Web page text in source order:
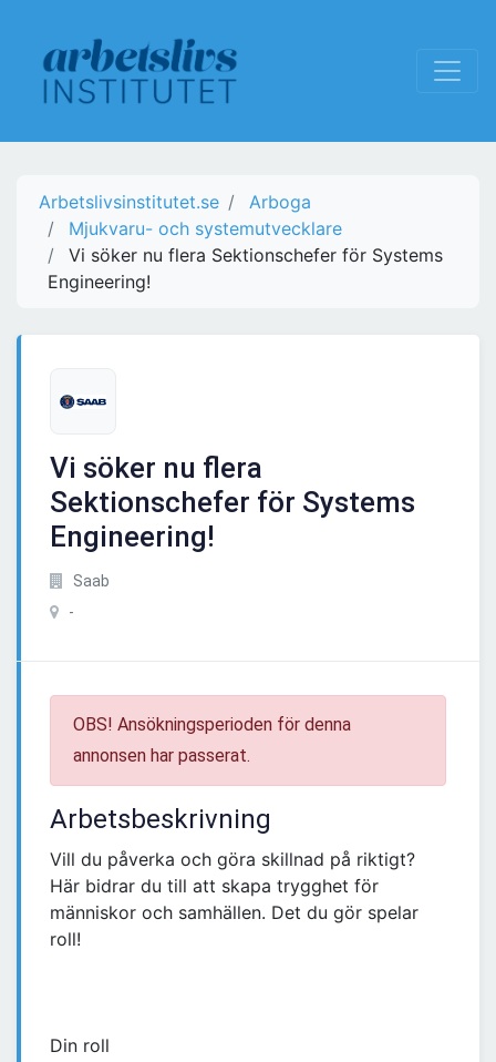
Arbetslivsinstitutet.se
Arboga
Mjukvaru- och systemutvecklare
Vi söker nu flera Sektionschefer för Systems
Engineering!
Vi söker nu flera
Sektionschefer för Systems
Engineering!
Saab
-
OBS! Ansökningsperioden för denna
annonsen har passerat.
Arbetsbeskrivning
Vill du påverka och göra skillnad på riktigt?
Här bidrar du till att skapa trygghet för
människor och samhällen. Det du gör spelar
roll!
Din roll